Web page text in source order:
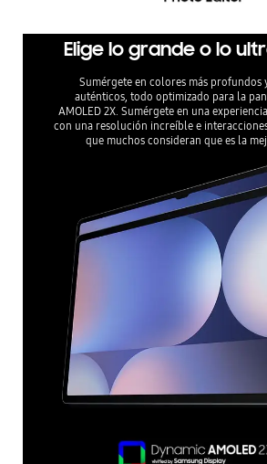
Elige lo grande o lo
Sumérgete en colores más profundos
auténticos, todo optimizado para la
AMOLED 2X. Sumérgete en una
con una resolución increíble e
que muchos consideran que es la